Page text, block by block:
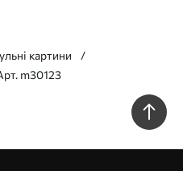
картини
m30123